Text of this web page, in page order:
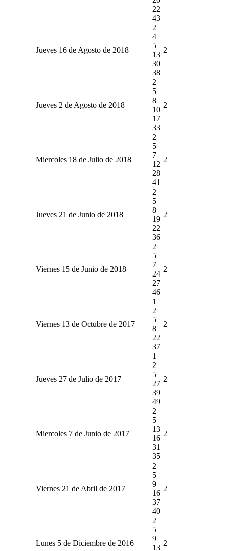
22
43
Jueves 16 de Agosto de 2018
2
4
5
13
30
38
2
Jueves 2 de Agosto de 2018
2
5
8
10
17
33
2
Miercoles 18 de Julio de 2018
2
5
7
12
28
41
2
Jueves 21 de Junio de 2018
2
5
8
19
22
36
2
Viernes 15 de Junio de 2018
2
5
7
24
27
46
2
Viernes 13 de Octubre de 2017
1
2
5
8
22
37
2
Jueves 27 de Julio de 2017
1
2
5
27
39
49
2
Miercoles 7 de Junio de 2017
2
5
13
16
31
35
2
Viernes 21 de Abril de 2017
2
5
9
16
37
40
2
Lunes 5 de Diciembre de 2016
2
5
9
13
2